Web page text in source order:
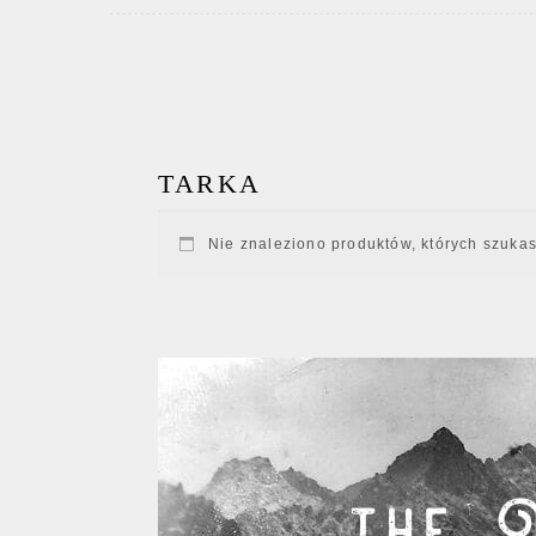
TARKA
Nie znaleziono produktów, których